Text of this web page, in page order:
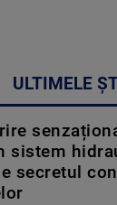
ULTIMELE
sistem
secretul